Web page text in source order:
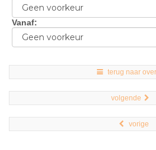
Vanaf:
terug naar
volgende
vorige